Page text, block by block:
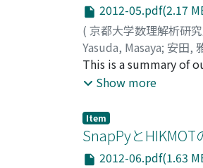
2012-05.pdf(2.17
( 京都大学数理解析研
Yasuda, Masaya; 安田,
This is a summary of
over a number field.
Show more
Item
SnapPyと
2012-06.pdf(1.63